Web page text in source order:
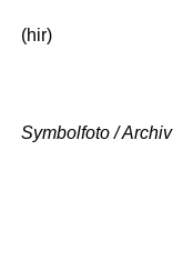
(hir)
Symbolfoto / Archiv